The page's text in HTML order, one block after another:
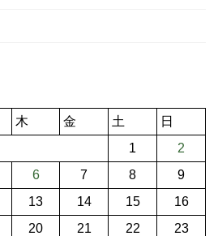
木 金 土
日
1
2
6 7 8
9
13 14 15
16
20 21 22
23